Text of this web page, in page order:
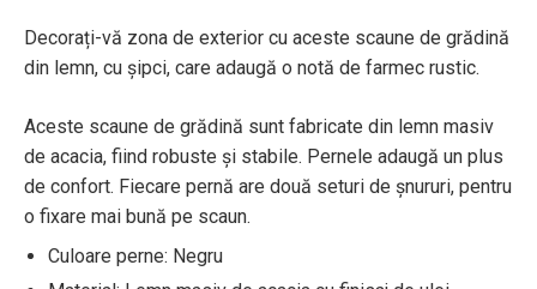
Decorați-vă zona de exterior cu aceste scaune de grădină
din lemn, cu șipci, care adaugă o notă de farmec rustic.
Aceste scaune de grădină sunt fabricate din lemn masiv
de acacia, fiind robuste și stabile. Pernele adaugă un plus
de confort. Fiecare pernă are două seturi de șnururi, pentru
o fixare mai bună pe scaun.
Culoare perne: Negru